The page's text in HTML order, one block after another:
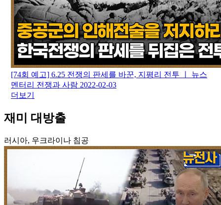
[74회 예고] 6.25 전쟁의 판세를 바꾼, 지평리 전투 ㅣ 뉴스
멘터리 전쟁과 사람 2022-02-03
더보기
재미 대방출
러시아, 우크라이나 침공